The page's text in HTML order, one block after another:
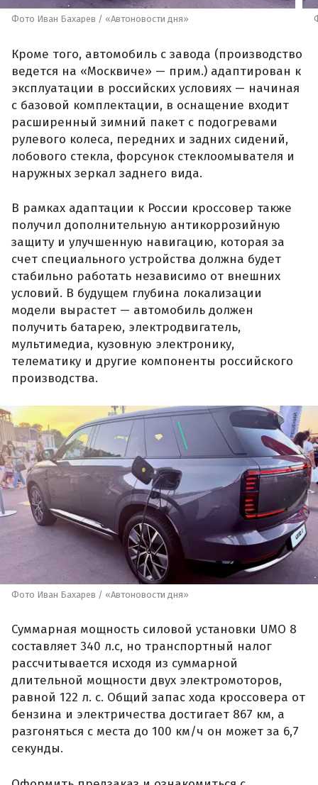
Фото Иван Бахарев / «Автоновости дня»
Кроме того, автомобиль с завода (производство
ведется на «Москвиче» — прим.) адаптирован к
эксплуатации в российских условиях — начиная
с базовой комплектации, в оснащение входит
расширенный зимний пакет с подогревами
рулевого колеса, передних и задних сидений,
лобового стекла, форсунок стеклоомывателя и
наружных зеркал заднего вида.
В рамках адаптации к России кроссовер также
получил дополнительную антикоррозийную
защиту и улучшенную навигацию, которая за
счет специального устройства должна будет
стабильно работать независимо от внешних
условий. В будущем глубина локализации
модели вырастет — автомобиль должен
получить батарею, электродвигатель,
мультимедиа, кузовную электронику,
телематику и другие компоненты российского
производства.
Фото Иван Бахарев / «Автоновости дня»
Суммарная мощность силовой установки UMO 8
составляет 340 л.с, но транспортный налог
рассчитывается исходя из суммарной
длительной мощности двух электромоторов,
равной 122 л. с. Общий запас хода кроссовера от
бензина и электричества достигает 867 км, а
разгоняться с места до 100 км/ч он может за 6,7
секунды.